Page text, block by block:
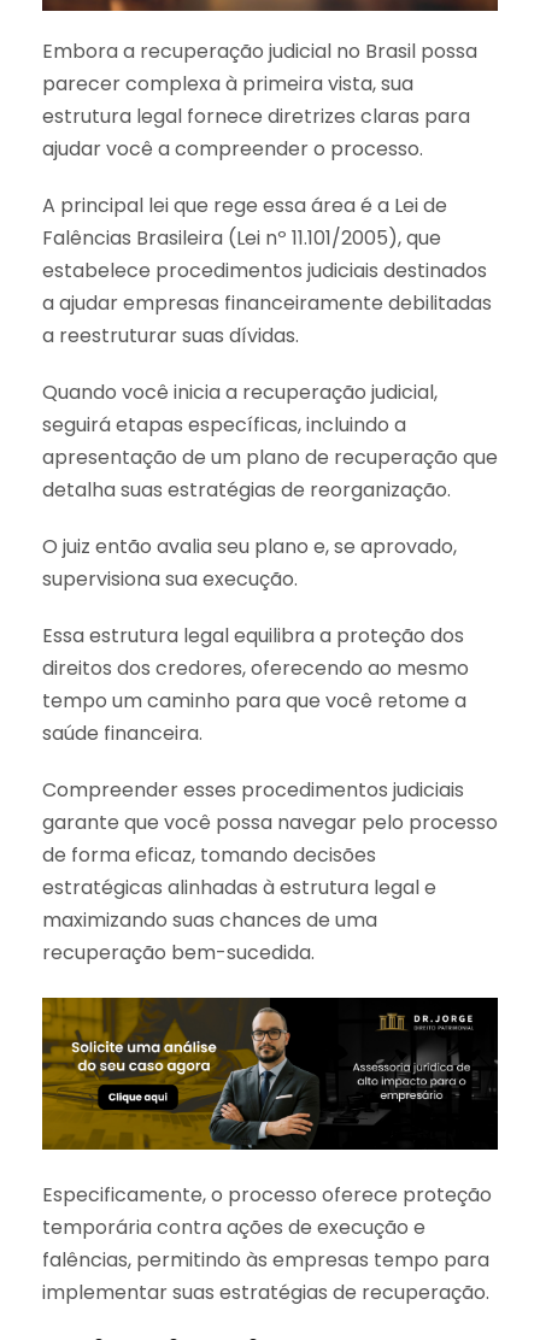
Embora a recuperação judicial no Brasil possa
parecer complexa à primeira vista, sua
estrutura legal fornece diretrizes claras para
ajudar você a compreender o processo.
A principal lei que rege essa área é a Lei de
Falências Brasileira (Lei nº 11.101/2005), que
estabelece procedimentos judiciais destinados
a ajudar empresas financeiramente debilitadas
a reestruturar suas dívidas.
Quando você inicia a recuperação judicial,
seguirá etapas específicas, incluindo a
apresentação de um plano de recuperação que
detalha suas estratégias de reorganização.
O juiz então avalia seu plano e, se aprovado,
supervisiona sua execução.
Essa estrutura legal equilibra a proteção dos
direitos dos credores, oferecendo ao mesmo
tempo um caminho para que você retome a
saúde financeira.
Compreender esses procedimentos judiciais
garante que você possa navegar pelo processo
de forma eficaz, tomando decisões
estratégicas alinhadas à estrutura legal e
maximizando suas chances de uma
recuperação bem-sucedida.
Especificamente, o processo oferece proteção
temporária contra ações de execução e
falências, permitindo às empresas tempo para
implementar suas estratégias de recuperação.